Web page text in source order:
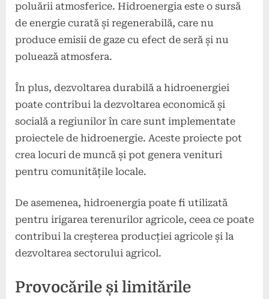
poluării atmosferice. Hidroenergia este o sursă
de energie curată și regenerabilă, care nu
produce emisii de gaze cu efect de seră și nu
poluează atmosfera.
În plus, dezvoltarea durabilă a hidroenergiei
poate contribui la dezvoltarea economică și
socială a regiunilor în care sunt implementate
proiectele de hidroenergie. Aceste proiecte pot
crea locuri de muncă și pot genera venituri
pentru comunitățile locale.
De asemenea, hidroenergia poate fi utilizată
pentru irigarea terenurilor agricole, ceea ce poate
contribui la creșterea producției agricole și la
dezvoltarea sectorului agricol.
Provocările și limitările